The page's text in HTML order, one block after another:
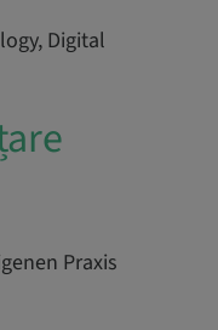
Digital
Praxis